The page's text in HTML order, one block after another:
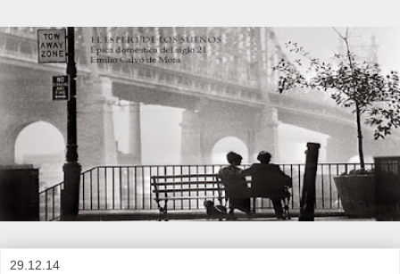
29.12.14